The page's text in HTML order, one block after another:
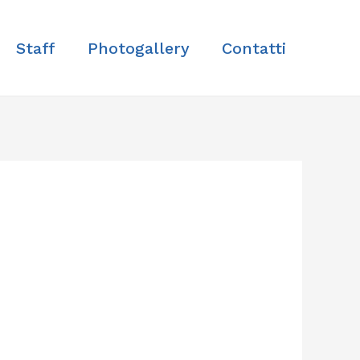
Staff Photogallery Contatti